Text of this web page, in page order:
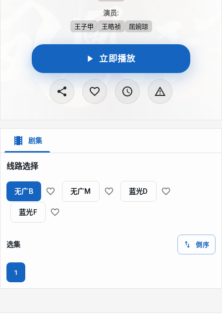
演员:
王子甲 王皓祯 屈婉琼
立即播放
剧集
线路选择
无广B 无广M 蓝光D
蓝光F
选集 倒序
1